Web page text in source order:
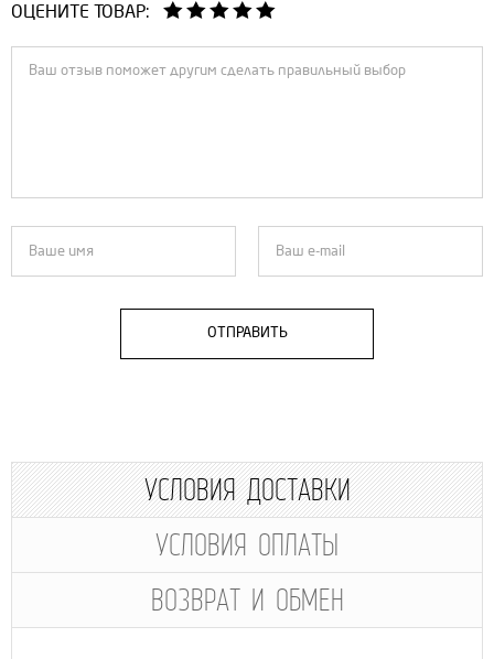
ОЦЕНИТЕ ТОВАР:
ОТПРАВИТЬ
УСЛОВИЯ ДОСТАВКИ
УСЛОВИЯ ОПЛАТЫ
ВОЗВРАТ И ОБМЕН